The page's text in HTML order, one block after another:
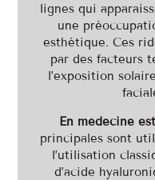
lignes qui
une
esthétique. Ces
par des facteurs
l’exposition
En médecine
principales sont
l’utilisation
d’acide